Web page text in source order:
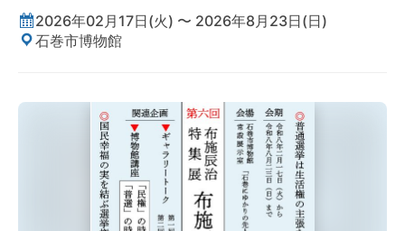
2026年02月17日(火) 〜 2026年8月23日(日)
石巻市博物館